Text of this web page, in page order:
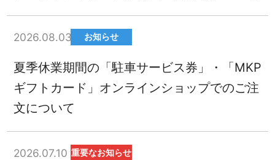
2026.08.03 お知らせ
夏季休業期間の「駐車サービス券」・「MKP
ギフトカード」オンラインショップでのご注
文について
2026.07.10 重要なお知らせ